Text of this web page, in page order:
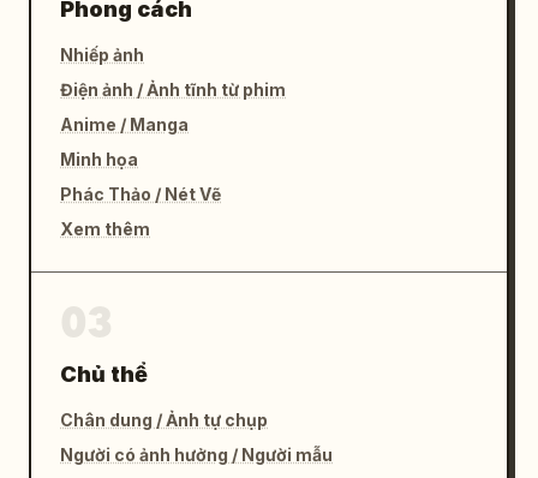
Phong cách
Nhiếp ảnh
Điện ảnh / Ảnh tĩnh từ phim
Anime / Manga
Minh họa
Phác Thảo / Nét Vẽ
Xem thêm
Chủ thể
Chân dung / Ảnh tự chụp
Người có ảnh hưởng / Người mẫu